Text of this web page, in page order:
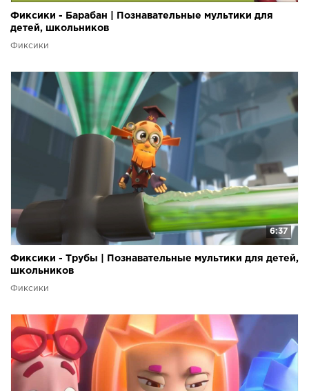
Фиксики - Барабан | Познавательные мультики для
детей, школьников
Фиксики
6:37
Фиксики - Трубы | Познавательные мультики для детей,
школьников
Фиксики